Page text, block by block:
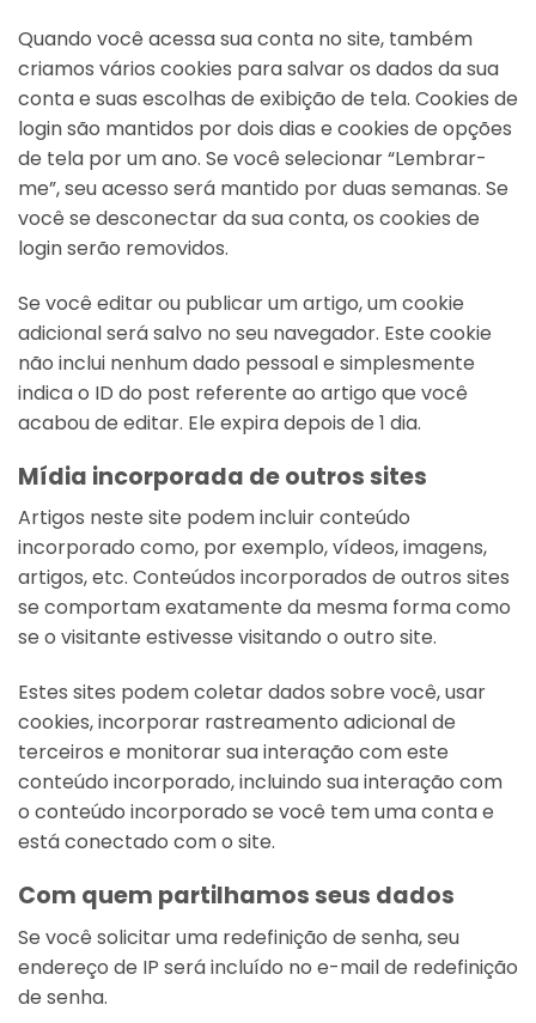
Quando você acessa sua conta no site, também
criamos vários cookies para salvar os dados da sua
conta e suas escolhas de exibição de tela. Cookies de
login são mantidos por dois dias e cookies de opções
de tela por um ano. Se você selecionar “Lembrar-
me”, seu acesso será mantido por duas semanas. Se
você se desconectar da sua conta, os cookies de
login serão removidos.
Se você editar ou publicar um artigo, um cookie
adicional será salvo no seu navegador. Este cookie
não inclui nenhum dado pessoal e simplesmente
indica o ID do post referente ao artigo que você
acabou de editar. Ele expira depois de 1 dia.
Mídia incorporada de outros sites
Artigos neste site podem incluir conteúdo
incorporado como, por exemplo, vídeos, imagens,
artigos, etc. Conteúdos incorporados de outros sites
se comportam exatamente da mesma forma como
se o visitante estivesse visitando o outro site.
Estes sites podem coletar dados sobre você, usar
cookies, incorporar rastreamento adicional de
terceiros e monitorar sua interação com este
conteúdo incorporado, incluindo sua interação com
o conteúdo incorporado se você tem uma conta e
está conectado com o site.
Com quem partilhamos seus dados
Se você solicitar uma redefinição de senha, seu
endereço de IP será incluído no e-mail de redefinição
de senha.